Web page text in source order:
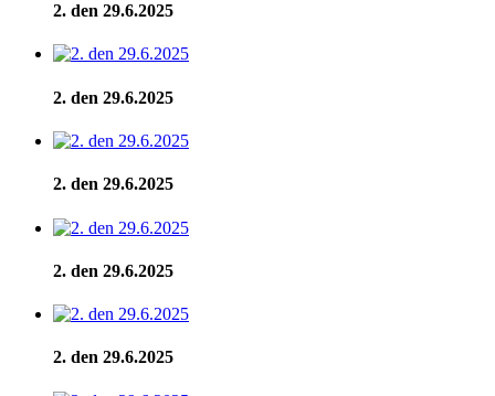
2. den 29.6.2025
2. den 29.6.2025
2. den 29.6.2025
2. den 29.6.2025
2. den 29.6.2025